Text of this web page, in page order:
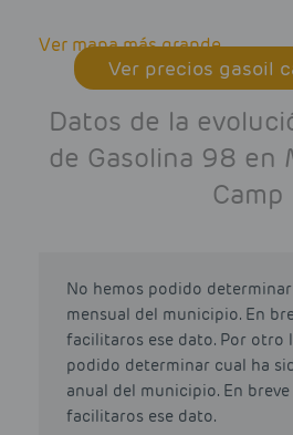
Ver mapa más grande
Ver precios gasoil
Datos de la
de Gasolina 98 en
Camp
No hemos podido
mensual del municipio. En
facilitaros ese dato. Por otro
podido determinar cual ha
anual del municipio. En
facilitaros ese dato.